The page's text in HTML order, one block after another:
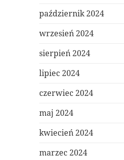
październik 2024
wrzesień 2024
sierpień 2024
lipiec 2024
czerwiec 2024
maj 2024
kwiecień 2024
marzec 2024